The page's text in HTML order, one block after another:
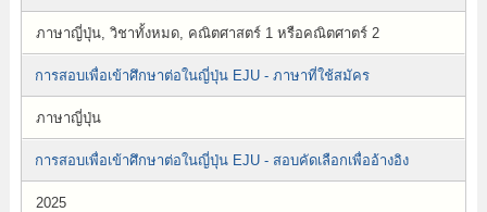
ภาษาญี่ปุ่น, วิชาทั้งหมด, คณิตศาสตร์ 1 หรือคณิตศาตร์ 2
การสอบเพื่อเข้าศึกษาต่อในญี่ปุ่น EJU - ภาษาที่ใช้สมัคร
ภาษาญี่ปุ่น
การสอบเพื่อเข้าศึกษาต่อในญี่ปุ่น EJU - สอบคัดเลือกเพื่ออ้างอิง
2025